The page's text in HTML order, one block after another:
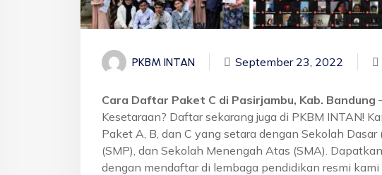
PKBM INTAN September 23, 2022
Cara Daftar Paket C di Pasirjambu, Kab. Bandung
Kesetaraan? Daftar sekarang juga di PKBM INTAN!
Paket A, B, dan C yang setara dengan Sekolah
(SMP), dan Sekolah Menengah Atas (SMA).
dengan mendaftar di lembaga pendidikan resmi